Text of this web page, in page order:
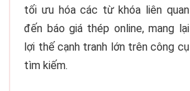
tối ưu hóa các từ khóa liên quan
đến báo giá thép online, mang lại
lợi thế cạnh tranh lớn trên công cụ
tìm kiếm.